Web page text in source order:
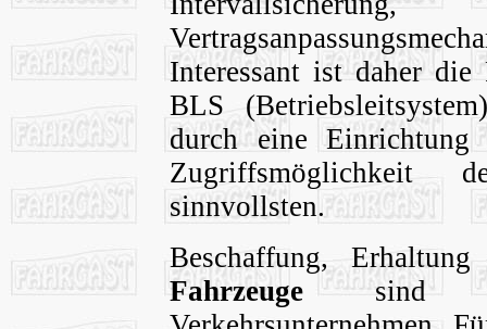
Interessant ist daher
BLS
durch eine Einrichtung
Zugriffsmöglichkeit
sinnvollsten.
Beschaffung,
Fahrzeuge sind